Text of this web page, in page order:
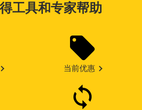
工具和专家帮助
当前优惠